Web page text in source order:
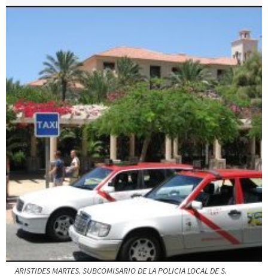
ARISTIDES MARTES. SUBCOMISARIO DE LA POLICIA LOCAL DE S.